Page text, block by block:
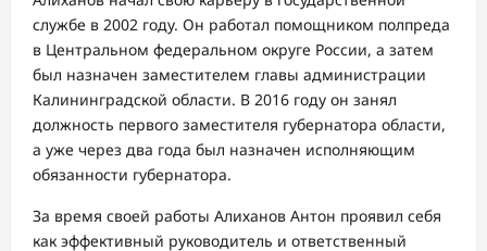
службе в 2002 году. Он работал помощником полпреда
в Центральном федеральном округе России, а затем
был назначен заместителем главы администрации
Калининградской области. В 2016 году он занял
должность первого заместителя губернатора области,
а уже через два года был назначен исполняющим
обязанности губернатора.
За время своей работы Алиханов Антон проявил себя
как эффективный руководитель и ответственный